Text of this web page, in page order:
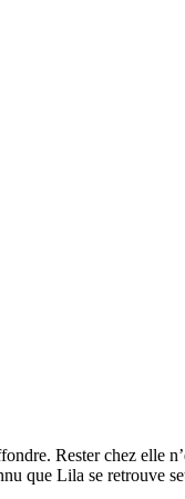
Rester chez elle
que Lila se retrouve